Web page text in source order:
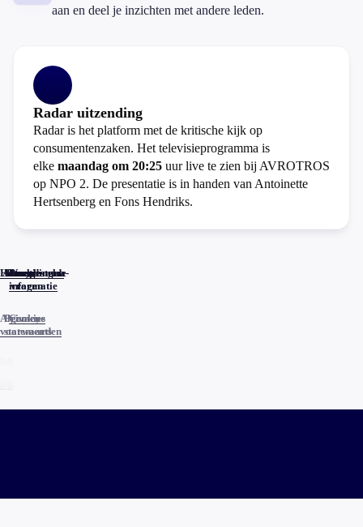
aan en deel je inzichten met andere leden.
Radar uitzending
Radar is het platform met de kritische kijk op
consumentenzaken. Het televisieprogramma is
elke maandag om 20:25 uur live te zien bij AVROTROS
op NPO 2. De presentatie is in handen van Antoinette
Hertsenberg en Fons Hendriks.
Home
Actueel
Uitzendingen
Reacties
Programma-
informatie
Veelgestelde
vragen
Algemene
voorwaarden
Privacy
statements
Cookies